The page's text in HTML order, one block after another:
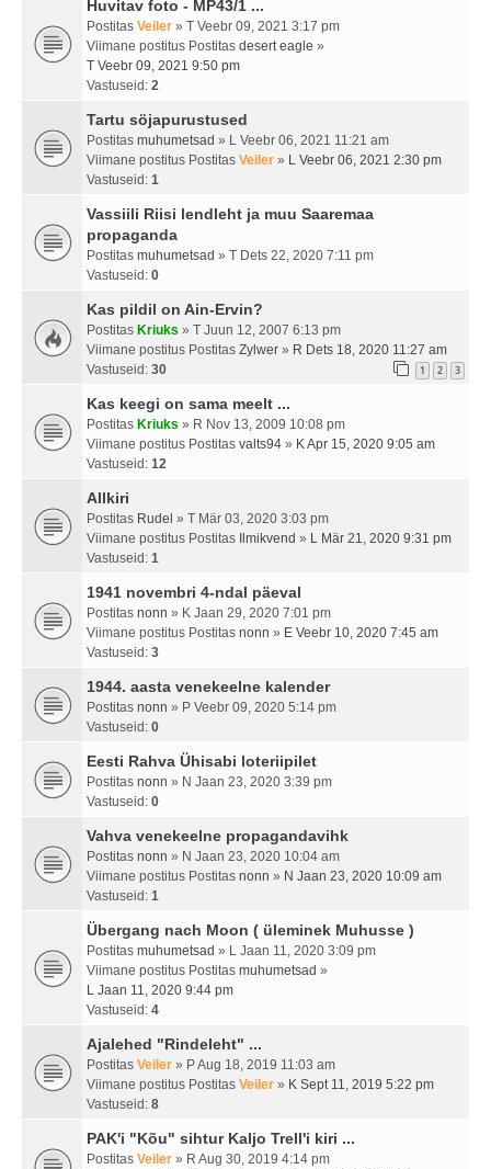
Huvitav foto - MP43/1 ...
Postitas Veiler » T Veebr 09, 2021 3:17 pm
Viimane postitus Postitas desert eagle »
T Veebr 09, 2021 9:50 pm
Vastuseid: 2
Tartu söjapurustused
Postitas muhumetsad » L Veebr 06, 2021 11:21 am
Viimane postitus Postitas Veiler » L Veebr 06, 2021 2:30 pm
Vastuseid: 1
Vassiili Riisi lendleht ja muu Saaremaa
propaganda
Postitas muhumetsad » T Dets 22, 2020 7:11 pm
Vastuseid: 0
Kas pildil on Ain-Ervin?
Postitas Kriuks » T Juun 12, 2007 6:13 pm
Viimane postitus Postitas Zylwer » R Dets 18, 2020 11:27 am
Vastuseid: 30 1 2 3
Kas keegi on sama meelt ...
Postitas Kriuks » R Nov 13, 2009 10:08 pm
Viimane postitus Postitas valts94 » K Apr 15, 2020 9:05 am
Vastuseid: 12
Allkiri
Postitas Rudel » T Mär 03, 2020 3:03 pm
Viimane postitus Postitas
Ilmikvend » L Mär 21, 2020 9:31 pm
Vastuseid: 1
1941 novembri 4-ndal päeval
Postitas nonn » K Jaan 29, 2020 7:01 pm
Viimane postitus Postitas nonn » E Veebr 10, 2020 7:45 am
Vastuseid: 3
1944. aasta venekeelne kalender
Postitas nonn » P Veebr 09, 2020 5:14 pm
Vastuseid: 0
Eesti Rahva Ühisabi loteriipilet
Postitas nonn » N Jaan 23, 2020 3:39 pm
Vastuseid: 0
Vahva venekeelne propagandavihk
Postitas nonn » N Jaan 23, 2020 10:04 am
Viimane postitus Postitas nonn » N Jaan 23, 2020 10:09 am
Vastuseid: 1
Übergang nach Moon ( üleminek Muhusse )
Postitas muhumetsad » L Jaan 11, 2020 3:09 pm
Viimane postitus Postitas muhumetsad »
L Jaan 11, 2020 9:44 pm
Vastuseid: 4
Ajalehed "Rindeleht" ...
Postitas Veiler » P Aug 18, 2019 11:03 am
Viimane postitus Postitas Veiler » K Sept 11, 2019 5:22 pm
Vastuseid: 8
PAK'i "Kõu" sihtur Kaljo Trell'i kiri ...
Postitas Veiler » R Aug 30, 2019 4:14 pm